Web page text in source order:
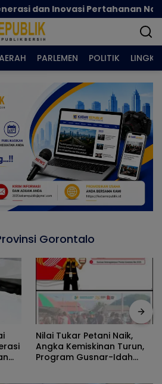
Inovasi Pertahanan Nasional
PARLEMEN POLITIK
Gorontalo
Nilai Tukar Petani Naik,
Angka Kemiskinan Turun,
Program Gusnar-Idah